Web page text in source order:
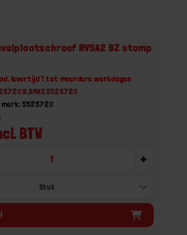
RVSA2 BZ stomp
levertijd 1 tot meerdere werkdagen
5525720
BTW
+